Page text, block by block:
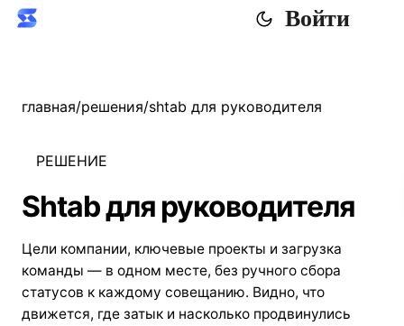
Войти
главная/решения/shtab для руководителя
РЕШЕНИЕ
Shtab для руководителя
Цели компании, ключевые проекты и загрузка
команды — в одном месте, без ручного сбора
статусов к каждому совещанию. Видно, что
движется, где затык и насколько продвинулись